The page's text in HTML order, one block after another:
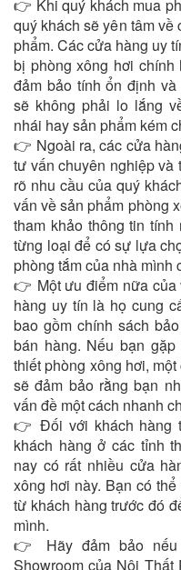
👉 Khi quý khách mua
quý khách sẽ yên tâm
phẩm. Các cửa hàng uy
bị phòng xông hơi
đảm bảo tính ổn định
sẽ không phải lo lắng
nhái hay sản phẩm kém
👉 Ngoài ra, các cửa
tư vấn chuyên nghiệp và
rõ nhu cầu của quý
vấn về sản phẩm phòng
tham khảo thông tin
từng loại để có sự lựa
phòng tắm của nhà mình
👉 Một ưu điểm nữa của
hàng uy tín là họ cung
bao gồm chính sách
bán hàng. Nếu bạn
thiết phòng xông hơi,
sẽ đảm bảo rằng bạn
vấn đề một cách nhanh
👉 Đối với khách hàng
khách hàng ở các tỉnh
nay có rất nhiều cửa
xông hơi này. Bạn có
từ khách hàng trước đó
mình.
👉 Hãy đảm bảo nếu
Showroom của Nội